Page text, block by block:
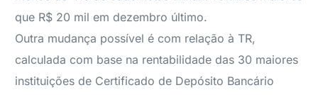
que R$ 20 mil em dezembro último.
Outra mudança possível é com relação à TR,
calculada com base na rentabilidade das 30 maiores
instituições de Certificado de Depósito Bancário